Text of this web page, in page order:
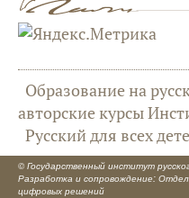
Образование на
авторские курсы
Русский для всех
© Государственный институт
Разработка и сопровождение:
цифровых решений